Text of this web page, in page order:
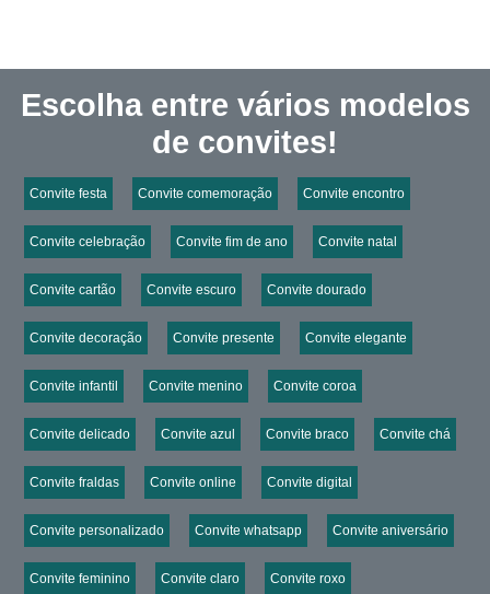
Escolha entre vários modelos
de convites!
Convite festa Convite comemoração Convite encontro
Convite celebração Convite fim de ano Convite natal
Convite cartão Convite escuro Convite dourado
Convite decoração Convite presente Convite elegante
Convite infantil Convite menino Convite coroa
Convite delicado Convite azul Convite braco Convite chá
Convite fraldas Convite online Convite digital
Convite personalizado Convite whatsapp Convite aniversário
Convite feminino Convite claro Convite roxo